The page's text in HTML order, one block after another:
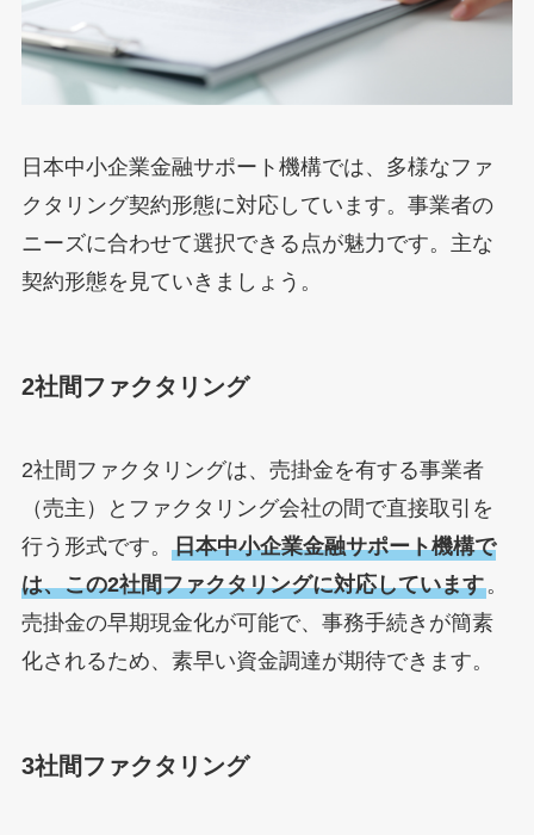
日本中小企業金融サポート機構では、多様なファ
クタリング契約形態に対応しています。事業者の
ニーズに合わせて選択できる点が魅力です。主な
契約形態を見ていきましょう。
2社間ファクタリング
2社間ファクタリングは、売掛金を有する事業者
（売主）とファクタリング会社の間で直接取引を
行う形式です。 日本中小企業金融サポート機構で
は、この2社間ファクタリングに対応しています。
売掛金の早期現金化が可能で、事務手続きが簡素
化されるため、素早い資金調達が期待できます。
3社間ファクタリング